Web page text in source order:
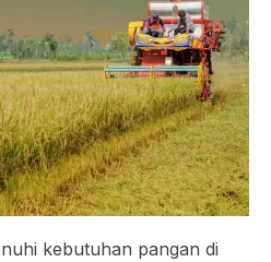
kebutuhan pangan di